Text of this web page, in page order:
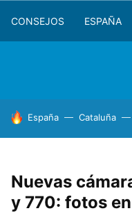
CONSEJOS ESPAÑA
HOY SE HABLA DE
España Cataluña
Nuevas
y 770: fotos